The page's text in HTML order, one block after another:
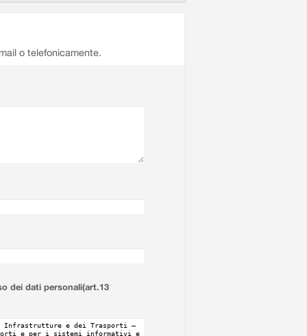
o telefonicamente.
dei dati personali(art.13